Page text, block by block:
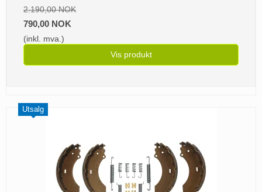
2.190,00 NOK
790,00 NOK
(inkl. mva.)
Vis produkt
Utsalg